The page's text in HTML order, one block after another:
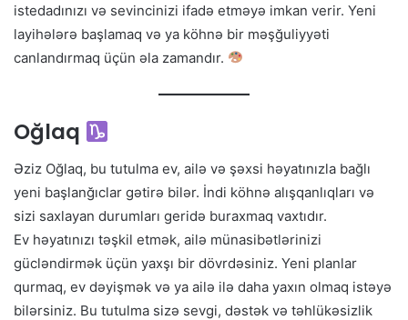
istedadınızı və sevincinizi ifadə etməyə imkan verir. Yeni
layihələrə başlamaq və ya köhnə bir məşğuliyyəti
canlandırmaq üçün əla zamandır.
Oğlaq
Əziz Oğlaq, bu tutulma ev, ailə və şəxsi həyatınızla bağlı
yeni başlanğıclar gətirə bilər. İndi köhnə alışqanlıqları və
sizi saxlayan durumları geridə buraxmaq vaxtıdır.
Ev həyatınızı təşkil etmək, ailə münasibətlərinizi
gücləndirmək üçün yaxşı bir dövrdəsiniz. Yeni planlar
qurmaq, ev dəyişmək və ya ailə ilə daha yaxın olmaq istəyə
bilərsiniz. Bu tutulma sizə sevgi, dəstək və təhlükəsizlik